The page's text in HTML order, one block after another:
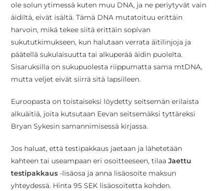
ole solun ytimessä kuten muu DNA, ja ne periytyvät vain
äidiltä, eivät isältä. Tämä DNA mutatoituu erittäin
harvoin, mikä tekee siitä erittäin sopivan
sukututkimukseen, kun halutaan verrata äitilinjoja ja
päätellä sukulaisuutta tai alkuperää äidin puolelta.
Sisaruksilla on sukupuolesta riippumatta sama mtDNA,
mutta veljet eivät siirrä sitä lapsilleen.
Euroopasta on toistaiseksi löydetty seitsemän erilaista
alkuäitiä, joita kutsutaan Eevan seitsemäksi tyttäreksi
Bryan Sykesin samannimisessä kirjassa.
Jos haluat, että testipakkaus jaetaan ja lähetetään
kahteen tai useampaan eri osoitteeseen, tilaaJaettu
testipakkaus -lisäosa ja anna lisäosoite maksun
yhteydessä. Hinta 95 SEK lisäosoitetta kohden.